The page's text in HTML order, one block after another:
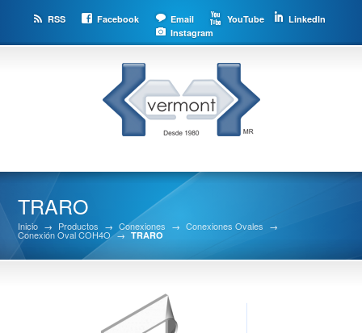
RSS Facebook Email YouTube
LinkedIn
Instagram
TRARO
Inicio → Productos → Conexiones → Conexiones Ovales →
Conexión Oval COH4O → TRARO